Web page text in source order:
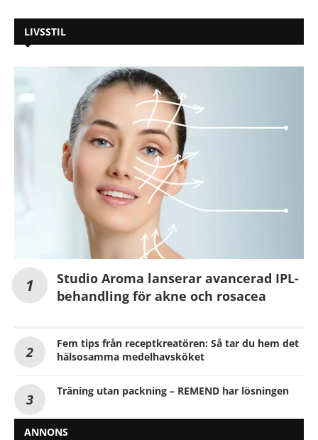
LIVSSTIL
Studio Aroma lanserar avancerad IPL-
behandling för akne och rosacea
Fem tips från receptkreatören: Så tar du hem det
hälsosamma medelhavsköket
Träning utan packning – REMEND har lösningen
ANNONS